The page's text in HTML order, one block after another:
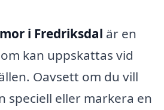
i Fredriksdal är en
kan uppskattas vid
Oavsett om du vill
speciell eller markera en